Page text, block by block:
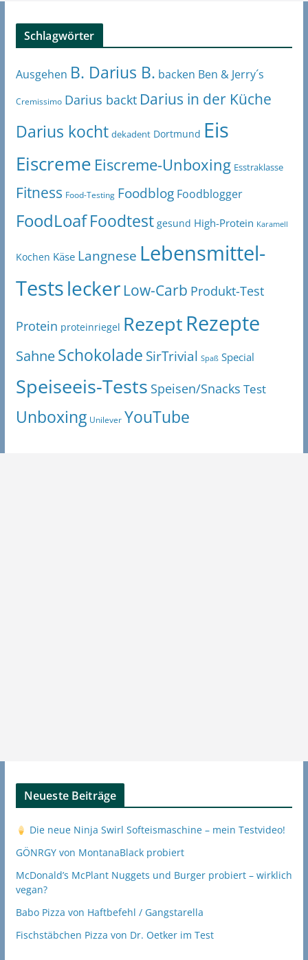
Schlagwörter
Ausgehen B. Darius B. backen Ben & Jerry´s
Cremissimo Darius backt Darius in der Küche
Darius kocht dekadent Dortmund Eis
Eiscreme Eiscreme-Unboxing Esstraklasse
Fitness Food-Testing Foodblog Foodblogger
FoodLoaf Foodtest gesund High-Protein Karamell
Kochen Käse Langnese Lebensmittel-
Testslecker Low-Carb Produkt-Test
Protein proteinriegel RezeptRezepte
SahneSchokolade SirTrivial Spaß Special
Speiseeis-Tests Speisen/Snacks Test
Unboxing Unilever YouTube
Neueste Beiträge
Die neue Ninja Swirl Softeismaschine – mein Testvideo!
GÖNRGY von MontanaBlack probiert
McDonald’s McPlant Nuggets und Burger probiert – wirklich
vegan?
Babo Pizza von Haftbefehl / Gangstarella
Fischstäbchen Pizza von Dr. Oetker im Test